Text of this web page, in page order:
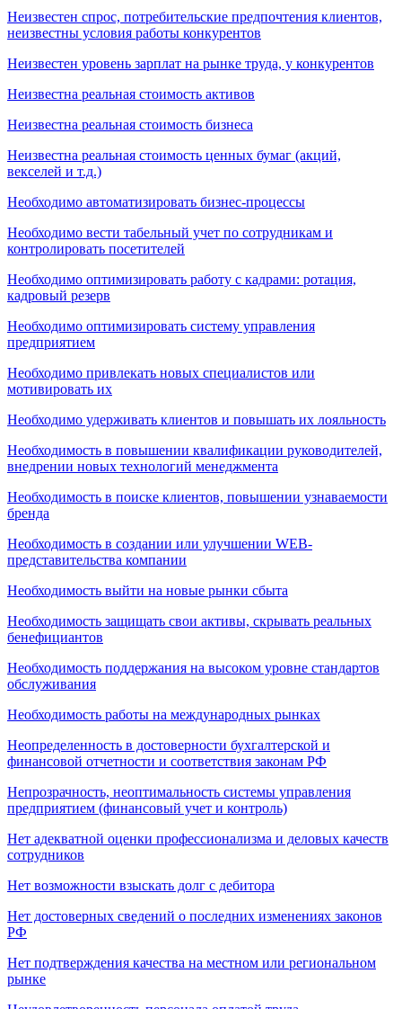
Неизвестен спрос, потребительские предпочтения клиентов,
неизвестны условия работы конкурентов
Неизвестен уровень зарплат на рынке труда, у конкурентов
Неизвестна реальная стоимость активов
Неизвестна реальная стоимость бизнеса
Неизвестна реальная стоимость ценных бумаг (акций,
векселей и т.д.)
Необходимо автоматизировать бизнес-процессы
Необходимо вести табельный учет по сотрудникам и
контролировать посетителей
Необходимо оптимизировать работу с кадрами: ротация,
кадровый резерв
Необходимо оптимизировать систему управления
предприятием
Необходимо привлекать новых специалистов или
мотивировать их
Необходимо удерживать клиентов и повышать их лояльность
Необходимость в повышении квалификации руководителей,
внедрении новых технологий менеджмента
Необходимость в поиске клиентов, повышении узнаваемости
бренда
Необходимость в создании или улучшении WEB-
представительства компании
Необходимость выйти на новые рынки сбыта
Необходимость защищать свои активы, скрывать реальных
бенефициантов
Необходимость поддержания на высоком уровне стандартов
обслуживания
Необходимость работы на международных рынках
Неопределенность в достоверности бухгалтерской и
финансовой отчетности и соответствия законам РФ
Непрозрачность, неоптимальность системы управления
предприятием (финансовый учет и контроль)
Нет адекватной оценки профессионализма и деловых качеств
сотрудников
Нет возможности взыскать долг с дебитора
Нет достоверных сведений о последних изменениях законов
РФ
Нет подтверждения качества на местном или региональном
рынке